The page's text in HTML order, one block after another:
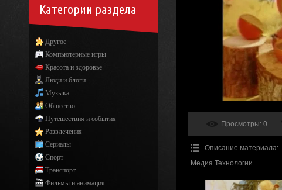
Просмотры: 0
Описание материала:
Медиа Технологии
Категории раздела
Другое
Компьютерные игры
Красота и здоровье
Люди и блоги
Музыка
Общество
Путешествия и события
Развлечения
Сериалы
Спорт
Транспорт
Фильмы и анимация